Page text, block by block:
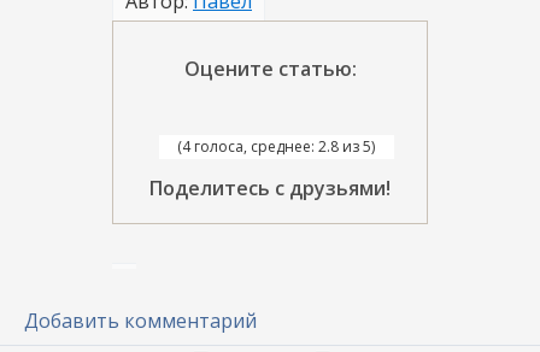
Оцените статью:
(4 голоса, среднее: 2.8 из 5)
Поделитесь с друзьями!
Добавить комментарий